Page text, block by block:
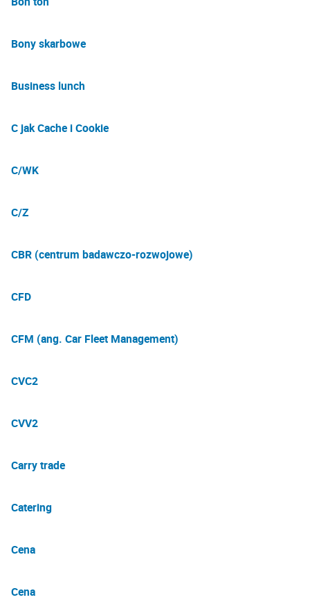
Bony skarbowe
Business lunch
C jak Cache i Cookie
C/WK
C/Z
CBR (centrum badawczo-rozwojowe)
CFD
CFM (ang. Car Fleet Management)
CVC2
CVV2
Carry trade
Catering
Cena
Cena